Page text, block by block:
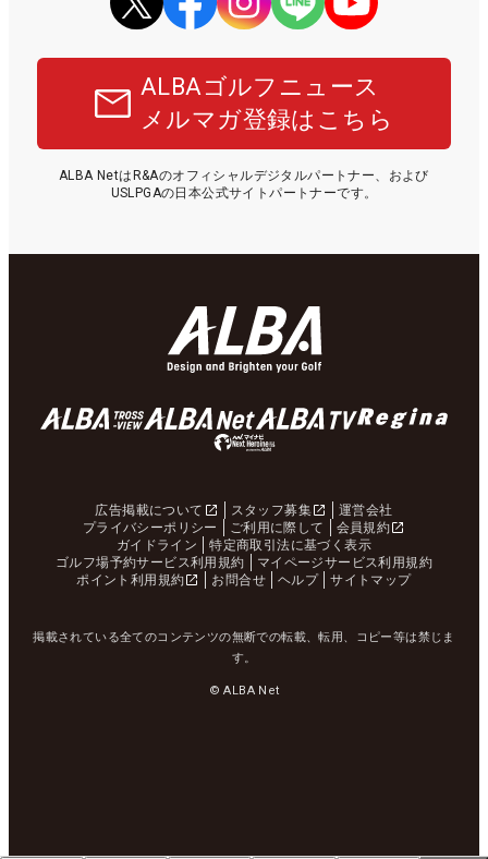
ALBAゴルフニュース
メルマガ登録はこちら
ALBA NetはR&Aのオフィシャルデジタルパートナー、および
USLPGAの日本公式サイトパートナーです。
広告掲載について スタッフ募集
運営会社
プライバシーポリシー
ご利用に際して
会員規約
ガイドライン
特定商取引法に基づく表示
ゴルフ場予約サービス利用規約
マイページサービス利用規約
ポイント利用規約
お問合せ ヘルプ サイトマップ
掲載されている全てのコンテンツの無断での転載、転用、コピー等は禁じま
す。
© ALBA Net